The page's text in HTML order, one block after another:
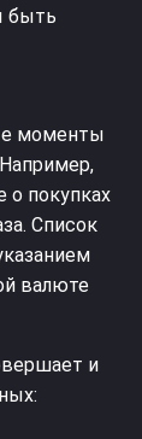
быть
моменты
о покупках
Список
валюте
и